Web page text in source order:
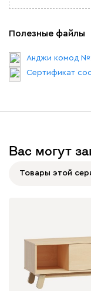
Полезные файлы
Анджи комод
Сертификат
Вас могут
Товары этой